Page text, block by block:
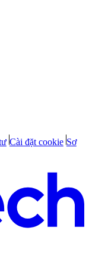
Cài đặt cookie Sơ